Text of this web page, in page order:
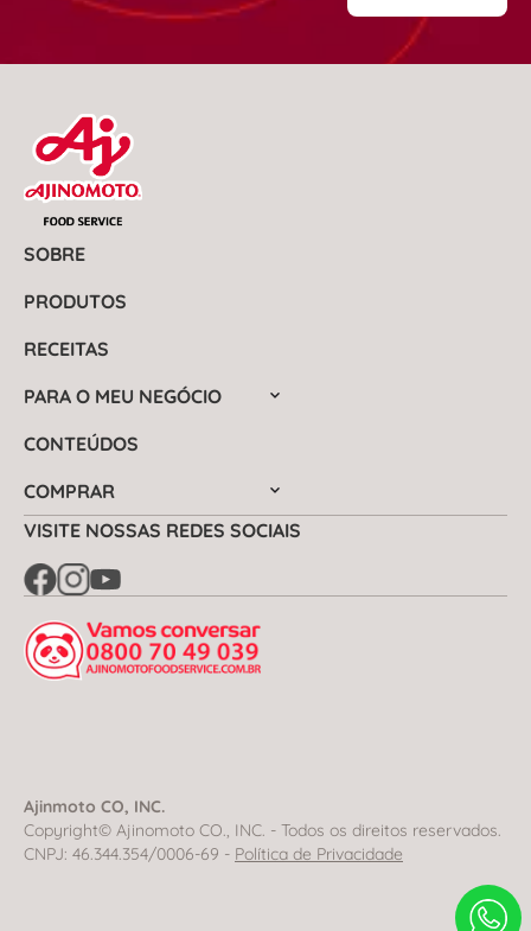
SOBRE
PRODUTOS
RECEITAS
PARA O MEU NEGÓCIO
CONTEÚDOS
COMPRAR
VISITE NOSSAS REDES SOCIAIS
Ajinmoto CO, INC.
Copyright© Ajinomoto CO., INC. - Todos os direitos reservados.
CNPJ: 46.344.354/0006-69 - Política de Privacidade